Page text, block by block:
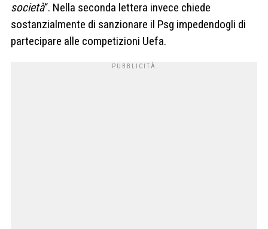
società“. Nella seconda lettera invece chiede
sostanzialmente di sanzionare il Psg impedendogli di
partecipare alle competizioni Uefa.